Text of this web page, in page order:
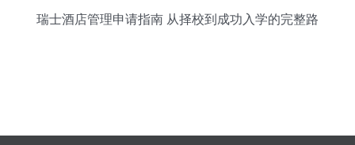
瑞士酒店管理申请指南 从择校到成功入学的完整路